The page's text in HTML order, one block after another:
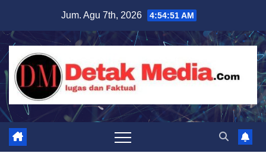
content
Jum. Agu 7th, 2026 4:54:53 AM